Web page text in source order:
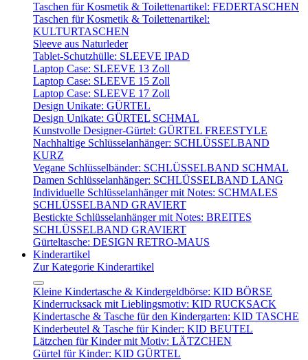
Taschen für Kosmetik & Toilettenartikel: FEDERTASCHEN
Taschen für Kosmetik & Toilettenartikel:
KULTURTASCHEN
Sleeve aus Naturleder
Tablet-Schutzhülle: SLEEVE IPAD
Laptop Case: SLEEVE 13 Zoll
Laptop Case: SLEEVE 15 Zoll
Laptop Case: SLEEVE 17 Zoll
Design Unikate: GÜRTEL
Design Unikate: GÜRTEL SCHMAL
Kunstvolle Designer-Gürtel: GÜRTEL FREESTYLE
Nachhaltige Schlüsselanhänger: SCHLÜSSELBAND
KURZ
Vegane Schlüsselbänder: SCHLÜSSELBAND SCHMAL
Damen Schlüsselanhänger: SCHLÜSSELBAND LANG
Individuelle Schlüsselanhänger mit Notes: SCHMALES
SCHLÜSSELBAND GRAVIERT
Bestickte Schlüsselanhänger mit Notes: BREITES
SCHLÜSSELBAND GRAVIERT
Gürteltasche: DESIGN RETRO-MAUS
Kinderartikel
Zur Kategorie Kinderartikel
Kleine Kindertasche & Kindergeldbörse: KID BÖRSE
Kinderrucksack mit Lieblingsmotiv: KID RUCKSACK
Kindertasche & Tasche für den Kindergarten: KID TASCHE
Kinderbeutel & Tasche für Kinder: KID BEUTEL
Lätzchen für Kinder mit Motiv: LÄTZCHEN
Gürtel für Kinder: KID GÜRTEL